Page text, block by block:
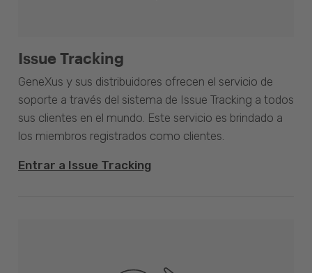
Issue Tracking
GeneXus y sus distribuidores ofrecen el servicio de
soporte a través del sistema de Issue Tracking a todos
sus clientes en el mundo. Este servicio es brindado a
los miembros registrados como clientes.
Entrar a Issue Tracking